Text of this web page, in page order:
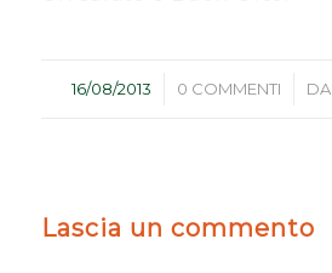
16/08/2013
/ 0 COMMENTI
/ DA
Lascia un commento